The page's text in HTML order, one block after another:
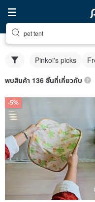
pet tent
Pinkoi's picks
พบสินค้า 136 ชิ้นที่เกี่ยวกับ
-5%